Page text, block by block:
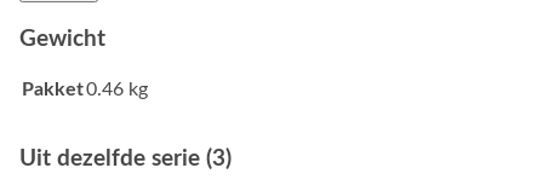
Gewicht
Pakket0.46 kg
Uit dezelfde serie (3)